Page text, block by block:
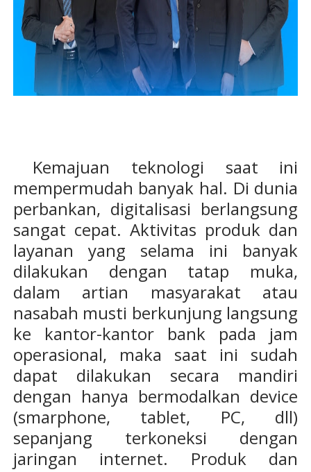
Kemajuan teknologi saat ini
mempermudah banyak hal. Di dunia
perbankan, digitalisasi berlangsung
sangat cepat. Aktivitas produk dan
layanan yang selama ini banyak
dilakukan dengan tatap muka,
dalam artian masyarakat atau
nasabah musti berkunjung langsung
ke kantor-kantor bank pada jam
operasional, maka saat ini sudah
dapat dilakukan secara mandiri
dengan hanya bermodalkan device
(smarphone, tablet, PC, dll)
sepanjang terkoneksi dengan
jaringan internet. Produk dan